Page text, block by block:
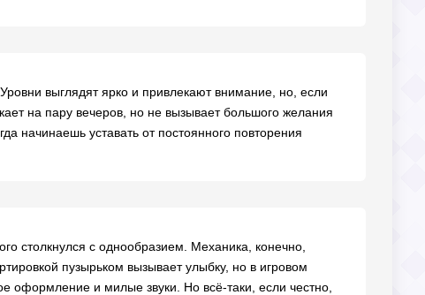
выглядят ярко и привлекают внимание, но, если
на пару вечеров, но не вызывает большого желания
начинаешь уставать от постоянного повторения
столкнулся с однообразием. Механика, конечно,
пузырьком вызывает улыбку, но в игровом
оформление и милые звуки. Но всё-таки, если честно,